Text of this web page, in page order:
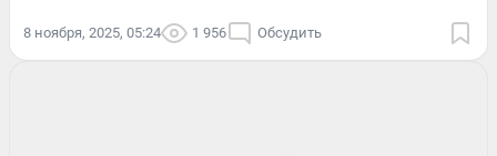
8 ноября, 2025, 05:24 1 956 Обсудить